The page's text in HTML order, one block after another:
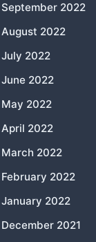
September 2022
August 2022
July 2022
June 2022
May 2022
April 2022
March 2022
February 2022
January 2022
December 2021